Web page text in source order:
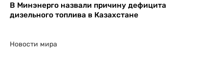
В Минэнерго назвали причину дефицита
дизельного топлива в Казахстане
Новости мира